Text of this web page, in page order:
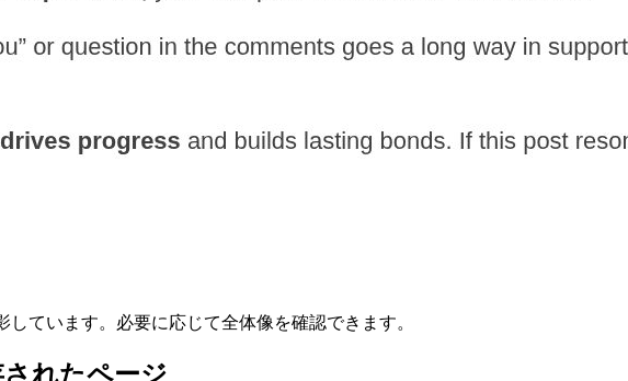
ています。必要に応じて全体像を確認できます。
れたページ